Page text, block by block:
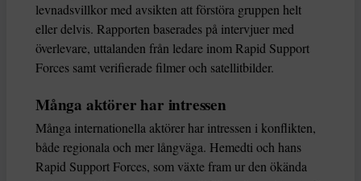
levnadsvillkor med avsikten att förstöra gruppen helt
eller delvis. Rapporten baserades på intervjuer med
överlevare, uttalanden från ledare inom Rapid Support
Forces samt verifierade filmer och satellitbilder.
Många aktörer har intressen
Många internationella aktörer har intressen i konflikten,
både regionala och mer långväga. Hemedti och hans
Rapid Support Forces, som växte fram ur den ökända